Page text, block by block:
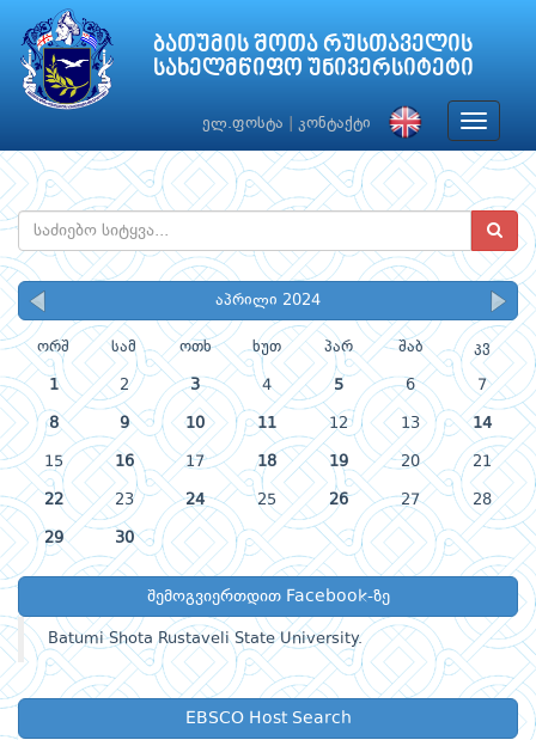
ბათუმის შოთა რუსთაველის
სახელმწიფო უნივერსიტეტი
ელ.ფოსტა კონტაქტი
Toggle
აპრილი 2024
ორშ სამ ოთხ ხუთ პარ შაბ კვ
1 2 3 4 5 6 7
8 9 10 11 12 13 14
15 16 17 18 19 20 21
22 23 24 25 26 27 28
29 30
შემოგვიერთდით Facebook-ზე
Batumi Shota Rustaveli State University.
EBSCO Host Search